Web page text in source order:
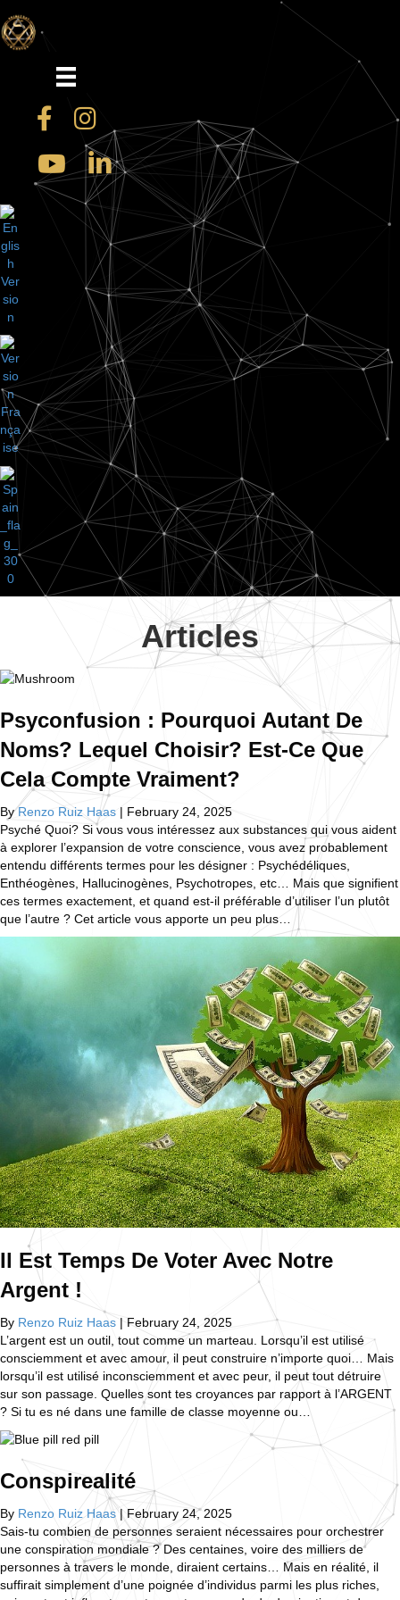
Articles
Psyconfusion : Pourquoi Autant De
Noms? Lequel Choisir? Est-Ce Que
Cela Compte Vraiment?
ByRenzo Ruiz Haas | February 24, 2025
Psyché Quoi? Si vous vous intéressez aux substances qui vous aident
à explorer l’expansion de votre conscience, vous avez probablement
entendu différents termes pour les désigner : Psychédéliques,
Enthéogènes, Hallucinogènes, Psychotropes, etc… Mais que signifient
ces termes exactement, et quand est-il préférable d’utiliser l’un plutôt
que l’autre ? Cet article vous apporte un peu plus…
Il Est Temps De Voter Avec Notre
Argent !
By Renzo Ruiz Haas | February 24, 2025
L’argent est un outil, tout comme un marteau. Lorsqu’il est utilisé
consciemment et avec amour, il peut construire n’importe quoi… Mais
lorsqu’il est utilisé inconsciemment et avec peur, il peut tout détruire
sur son passage. Quelles sont tes croyances par rapport à l’ARGENT
? Si tu es né dans une famille de classe moyenne ou…
Conspirealité
By Renzo Ruiz Haas | February 24, 2025
Sais-tu combien de personnes seraient nécessaires pour orchestrer
une conspiration mondiale ? Des centaines, voire des milliers de
personnes à travers le monde, diraient certains… Mais en réalité, il
suffirait simplement d’une poignée d’individus parmi les plus riches,